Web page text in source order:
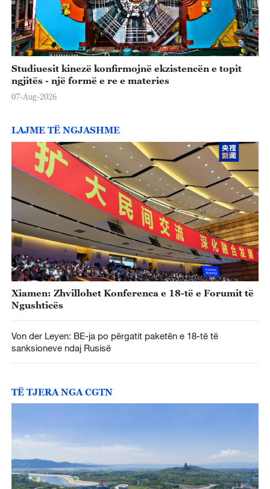
Studiuesit kinezë konfirmojnë ekzistencën e topit
ngjitës - një formë e re e materies
07-Aug-2026
LAJME TË NGJASHME
Xiamen: Zhvillohet Konferenca e 18-të e Forumit të
Ngushticës
Von der Leyen: BE-ja po përgatit paketën e 18-të të
sanksioneve ndaj Rusisë
TË TJERA NGA CGTN